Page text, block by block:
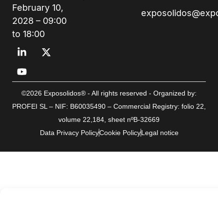
February 10,
2028 – 09:00
to 18:00
©2026 Exposolidos® - All rights reserved - Organized by:
PROFEI SL – NIF: B60035490 – Commercial Registry: folio 22,
volume 22,184, sheet nºB-32669
Data Privacy PolicyCookie PolicyLegal notice